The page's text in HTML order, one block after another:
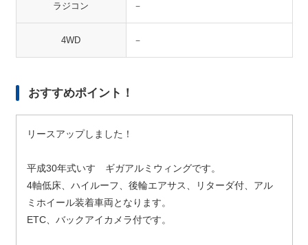
ラジコン －
4WD －
おすすめポイント！
リースアップしました！
平成30年式いすゞギガアルミウィングです。
4軸低床、ハイルーフ、後輪エアサス、リターダ付、アル
ミホイール装着車両となります。
ETC、バックアイカメラ付です。